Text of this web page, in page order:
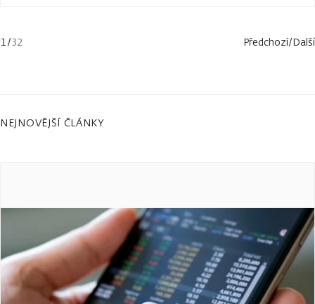
1 /32 Předchozí/Další
NEJNOVĚJŠÍ ČLÁNKY